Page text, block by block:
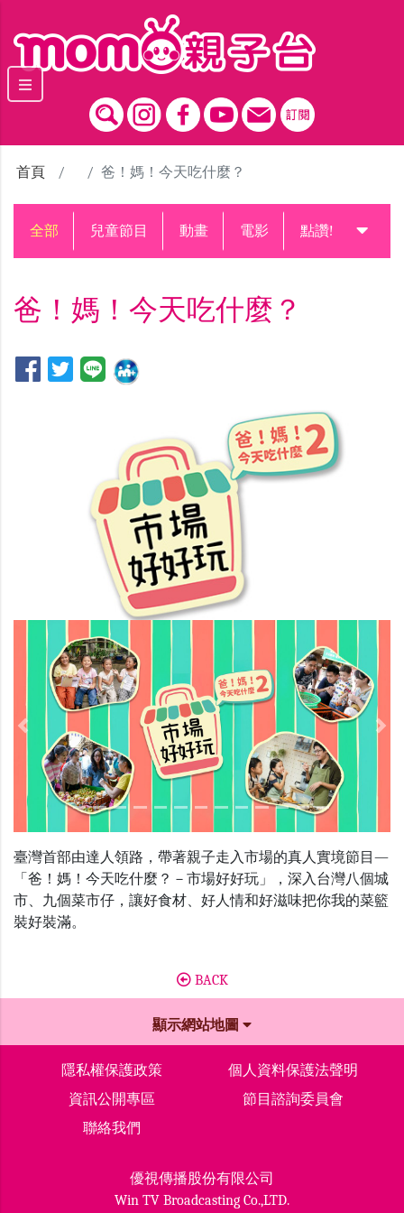
首頁 爸！媽！今天吃什麼？
全部 兒童節目 動畫 電影 點讚!升級中
爸！媽！今天吃什麼？
Previous
臺灣首部由達人領路，帶著親子走入市場的真人實境節目—
「爸！媽！今天吃什麼？－市場好好玩」，深入台灣八個城
市、九個菜市仔，讓好食材、好人情和好滋味把你我的菜籃
裝好裝滿。
BACK
顯示網站地圖
隱私權保護政策
個人資料保護法聲明
資訊公開專區
節目諮詢委員會
聯絡我們
優視傳播股份有限公司
Win TV Broadcasting Co.,LTD.